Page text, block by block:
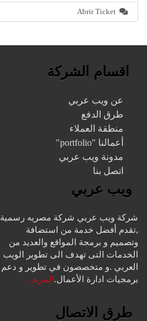
Abrir Ticket
اقسام الشركة
عن ويب عربي
طرق الدفع
منطقة العملاء
أعمالنا "portfolio"
مدونة ويب عربي
اتصل بنا
ويب عربي
شركة ويب عربي شركة مصريه رسمية
,تقدم أفضل خدمة من استضافة
وتصميم و برمجة المواقع والعديد من
الخدمات التى تهدف الى تطوير الويب
العربي .و متخصصون في تطوير و دعم
برمجيات ادارة الأعمال.المزيد ..
طرق الاتصال